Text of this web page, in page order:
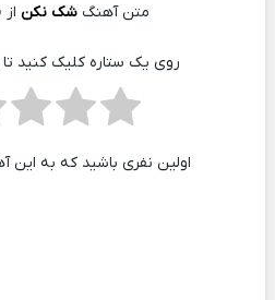
متن آهنگشک نکن از
روی یک ستاره کلیک کنید تا
اولین نفری باشید که به این